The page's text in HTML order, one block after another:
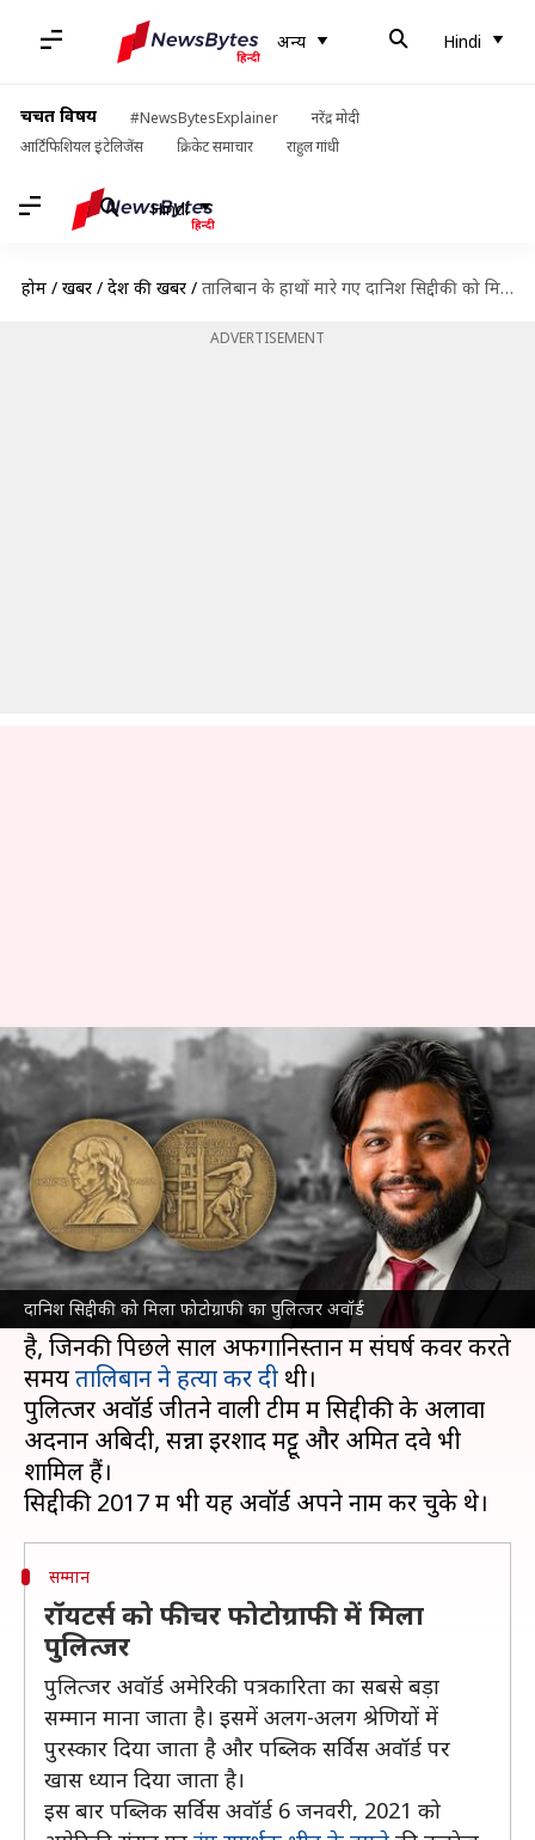
अन्य Hindi
चर्चित विषय #NewsBytesExplainer
नरेंद्र मोदी
आर्टिफिशियल इंटेलिजेंस
क्रिकेट समाचार राहुल गांधी
Hindi
होम / खबरें / देश की खबरें / तालिबान के हाथों मारे गए दानिश सिद्दीकी को मिला पुलित्जर अवॉर्ड
ADVERTISEMENT
दानिश सिद्दीकी को मिला फोटोग्राफी का पुलित्जर अवॉर्ड
तालिबान के हाथों मारे गए दानिश
सिद्दीकी को मिला पुलित्जर अवॉर्ड
लेखन प्रमोद कुमार May 10, 2022 10:31 am
क्या है खबर?
भारत में कोरोना वायरस महामारी की स्थिति की कवरेज के
लिए रॉयटर्स के फोटोग्राफरों की टीम ने पुलित्जर अवॉर्ड
जीता है। इस टीम में दानिश सिद्दीकी का नाम भी शामिल
है, जिनकी पिछले साल अफगानिस्तान में संघर्ष कवर करते
समयतालिबान ने हत्या कर दी थी।
पुलित्जर अवॉर्ड जीतने वाली टीम में सिद्दीकी के अलावा
अदनान अबिदी, सन्ना इरशाद मट्टू और अमित दवे भी
शामिल हैं।
सम्मान
रॉयटर्स को फीचर फोटोग्राफी में मिला
पुलित्जर
पुलित्जर अवॉर्ड अमेरिकी पत्रकारिता का सबसे बड़ा
सम्मान माना जाता है। इसमें अलग-अलग श्रेणियों में
पुरस्कार दिया जाता है और पब्लिक सर्विस अवॉर्ड पर
खास ध्यान दिया जाता है।
इस बार पब्लिक सर्विस अवॉर्ड 6 जनवरी, 2021 को